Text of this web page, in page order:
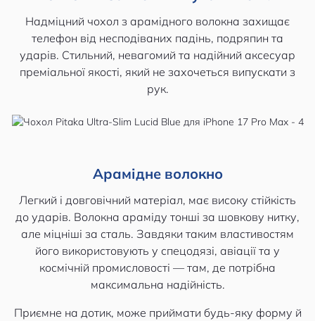
Надміцний чохол з арамідного волокна захищає
телефон від несподіваних падінь, подряпин та
ударів. Стильний, невагомий та надійний аксесуар
преміальної якості, який не захочеться випускати з
рук.
Арамідне волокно
Легкий і довговічний матеріал, має високу стійкість
до ударів. Волокна араміду тонші за шовкову нитку,
але міцніші за сталь. Завдяки таким властивостям
його використовують у спецодязі, авіації та у
космічній промисловості — там, де потрібна
максимальна надійність.
Приємне на дотик, може приймати будь-яку форму й